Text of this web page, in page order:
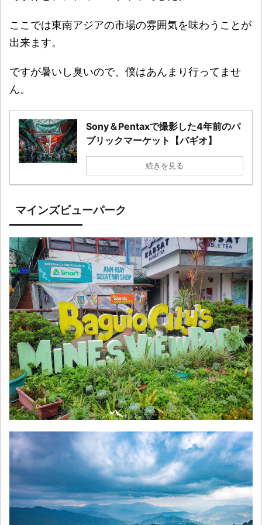
ここでは東南アジアの市場の雰囲気を味わうことが
出来ます。
ですが暑いし臭いので、僕はあんまり行ってませ
ん。
Sony＆Pentaxで撮影した4年前のパ
ブリックマーケット【バギオ】
続きを見る
マインズビューパーク